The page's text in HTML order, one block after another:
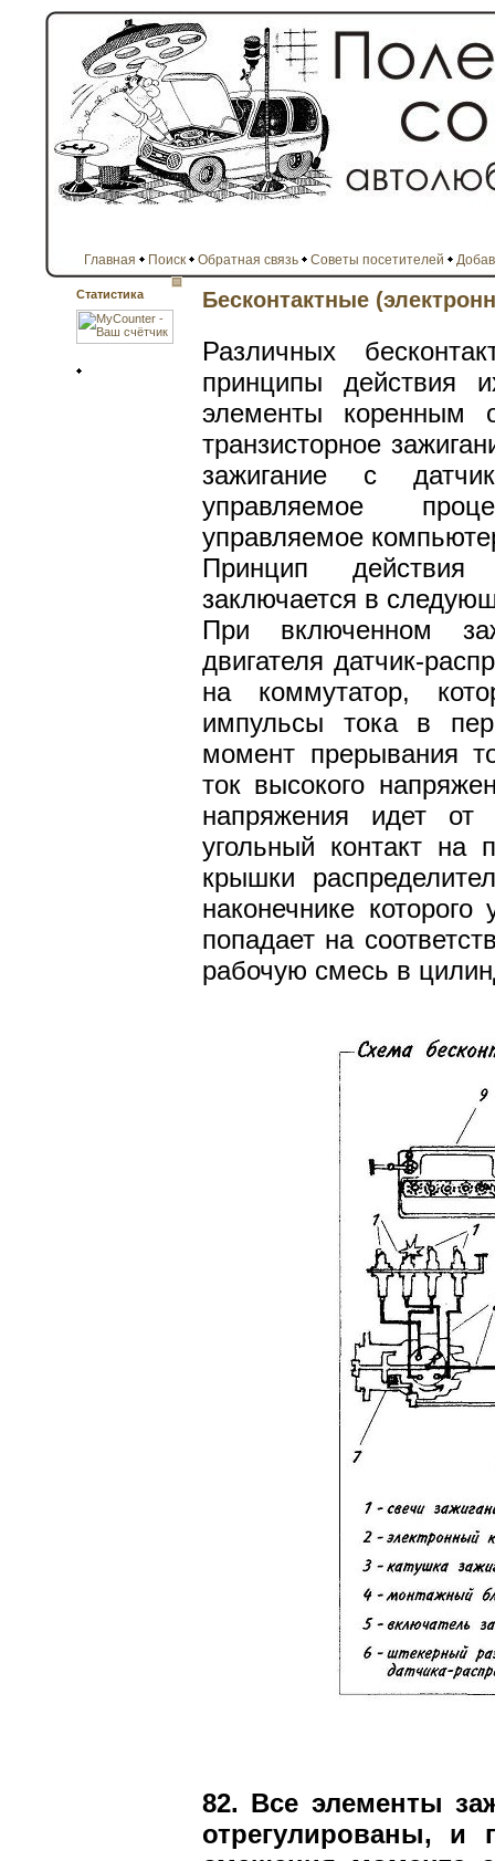
Главная Поиск Обратная связь Советы посетителей
Статистика Бесконтактные
Различных
принципы действия
элементы коренным
транзисторное
зажигание с
управляемое
управляемое
Принцип действия
заключается в
При включенном
двигателя датчик-
на коммутатор,
импульсы тока в
момент прерывания
ток высокого
напряжения идет от
угольный контакт на
крышки
наконечнике
попадает на
рабочую смесь в
82. Все элементы
отрегулированы, и